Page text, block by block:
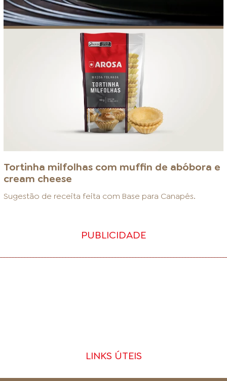
Tortinha milfolhas com muffin de abóbora e
cream cheese
Sugestão de receita feita com Base para Canapés.
PUBLICIDADE
LINKS ÚTEIS